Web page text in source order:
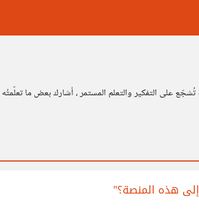
على التفكير والتعلم المستمر ، أشارك بعض ما